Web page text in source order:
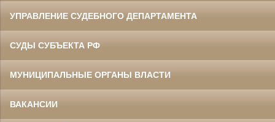
УПРАВЛЕНИЕ СУДЕБНОГО ДЕПАРТАМЕНТА
СУДЫ СУБЪЕКТА РФ
МУНИЦИПАЛЬНЫЕ ОРГАНЫ ВЛАСТИ
ВАКАНСИИ